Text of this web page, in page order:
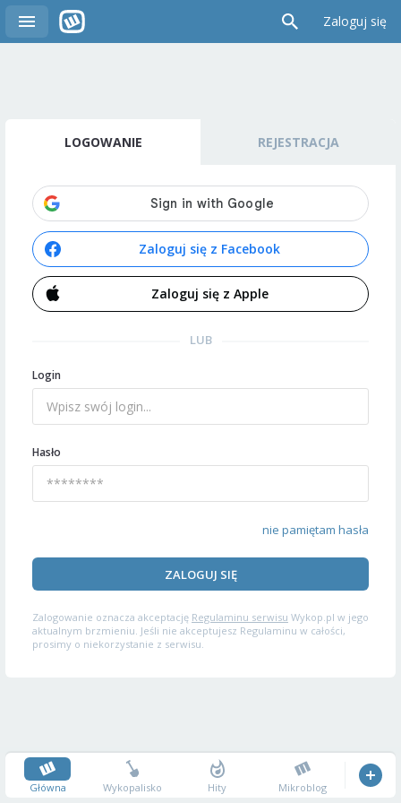
Zaloguj się
LOGOWANIE REJESTRACJA
Zaloguj się z Facebook
Zaloguj się z Apple
LUB
Login
Hasło
nie pamiętam hasła
ZALOGUJ SIĘ
Zalogowanie oznacza akceptację Regulaminu serwisu Wykop.pl w jego
aktualnym brzmieniu. Jeśli nie akceptujesz Regulaminu w całości,
prosimy o niekorzystanie z serwisu.
Główna Wykopalisko Hity Mikroblog